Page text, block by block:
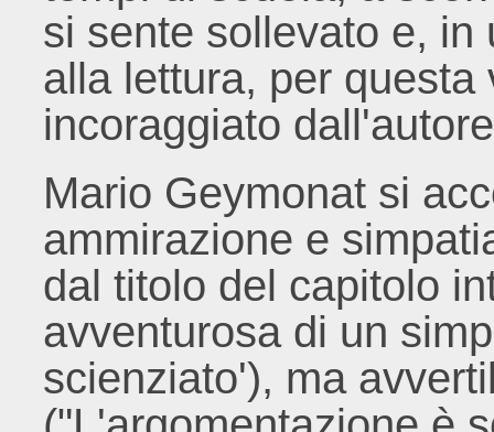
si sente sollevato e, in
alla lettura, per questa
incoraggiato
Mario Geymonat si
ammirazione e
dal titolo del capitolo
avventurosa di un
scienziato'), ma